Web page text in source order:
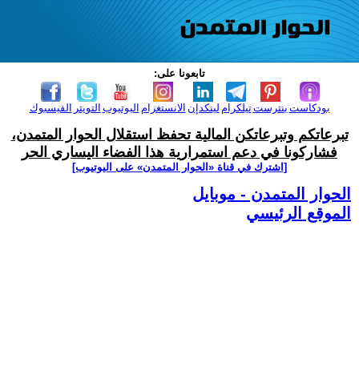
تابعونا على:
الفيسبوك التويتر اليوتيوب الانستغرام لينكدإن تيلكرامبنترست بودكاست
تبرعاتكم وتبرعاتكن المالية تحفظ استقلال الحوار المتمدن،
فشاركونا في دعم استمرارية هذا الفضاء اليساري الحر
[اشترك في قناة ‫«الحوار المتمدن» على اليوتيوب]
الحوار المتمدن - موبايل
الموقع الرئيسي